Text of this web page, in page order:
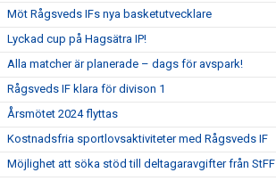
Möt Rågsveds IFs nya basketutvecklare
Lyckad cup på Hagsätra IP!
Alla matcher är planerade – dags för avspark!
Rågsveds IF klara för divison 1
Årsmötet 2024 flyttas
Kostnadsfria sportlovsaktiviteter med Rågsveds IF
Möjlighet att söka stöd till deltagaravgifter från StFF